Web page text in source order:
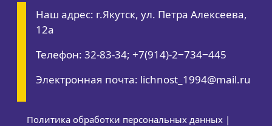
Наш адрес: г.Якутск, ул. Петра Алексеева,
12а
Телефон: 32-83-34; +7(914)-2‒734‒445
Электронная почта: lichnost_1994@mail.ru
Политика обработки персональных данных |